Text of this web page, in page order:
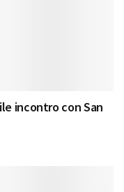
incontro con San